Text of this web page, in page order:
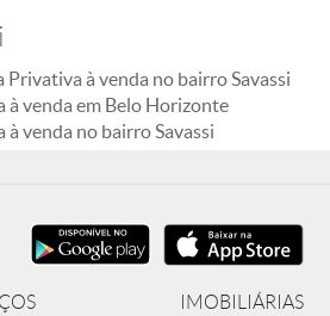
Privativa à venda no bairro Savassi
à venda em Belo Horizonte
à venda no bairro Savassi
IMOBILIÁRIAS